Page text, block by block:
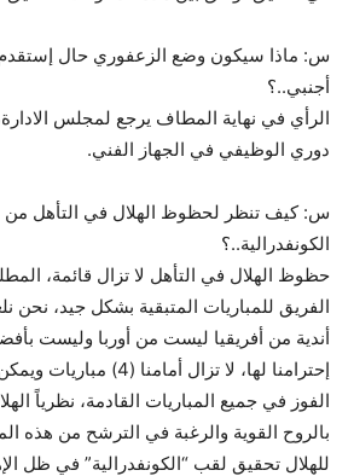
س: ماذا سيكون وضع الزعفوري حال إستقدم
أجنبي..؟
الرأي في نهاية المطاف يرجع لمجلس
دوري الوظيفي في الجهاز الفني.
س: كيف تنظر لحظوظ الهلال في التأهل من
الكونفدرالية..؟
حظوظ الهلال في التأهل لا تزال قائمة،
الفريق للمباريات المتبقية بشكل جيد،
أندية من أفريقيا ليست من أوربا وليست
إحترامنا لها، لا تزال
الفوز في جميع المباريات القادمة، نظرياً
بالروح القوية والرغبة في الترشح من هذه
للهلال تحقيق لقب “الكونفدرالية” في ظل